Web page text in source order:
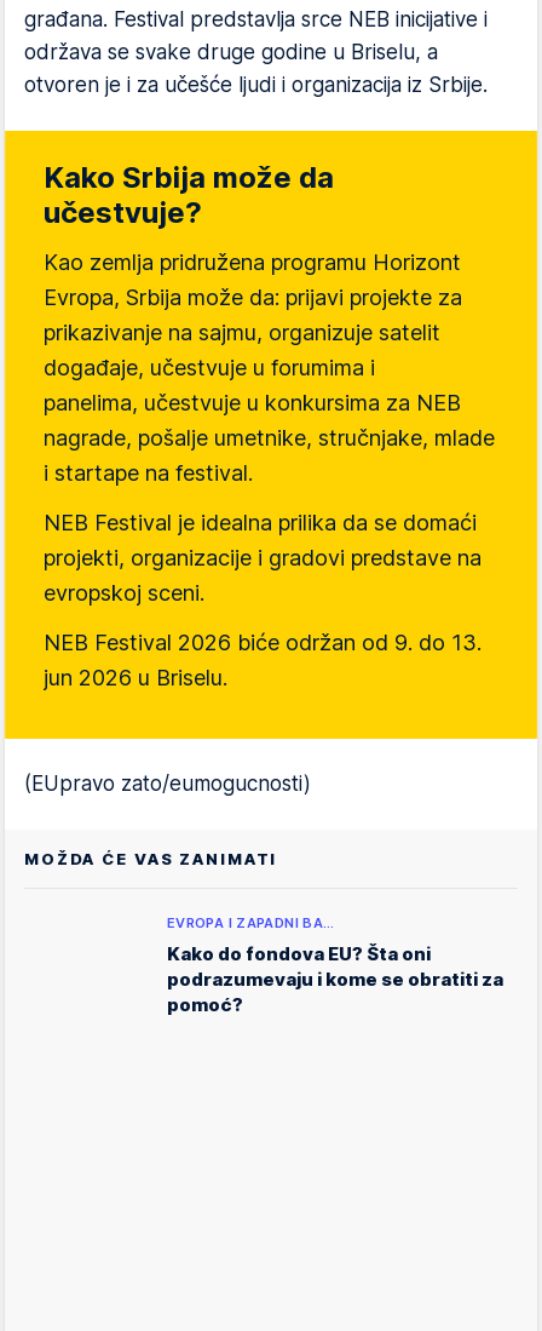
građana. Festival predstavlja srce NEB inicijative i
održava se svake druge godine u Briselu, a
otvoren je i za učešće ljudi i organizacija iz Srbije.
Kako Srbija može da
učestvuje?
Kao zemlja pridružena programu Horizont
Evropa, Srbija može da: prijavi projekte za
prikazivanje na sajmu, organizuje satelit
događaje, učestvuje u forumima i
panelima, učestvuje u konkursima za NEB
nagrade, pošalje umetnike, stručnjake, mlade
i startape na festival.
NEB Festival je idealna prilika da se domaći
projekti, organizacije i gradovi predstave na
evropskoj sceni.
NEB Festival 2026 biće održan od 9. do 13.
jun 2026 u Briselu.
(EUpravo zato/eumogucnosti)
MOŽDA ĆE VAS ZANIMATI
EVROPA I ZAPADNI BA…
Kako do fondova EU? Šta oni
podrazumevaju i kome se obratiti za
pomoć?